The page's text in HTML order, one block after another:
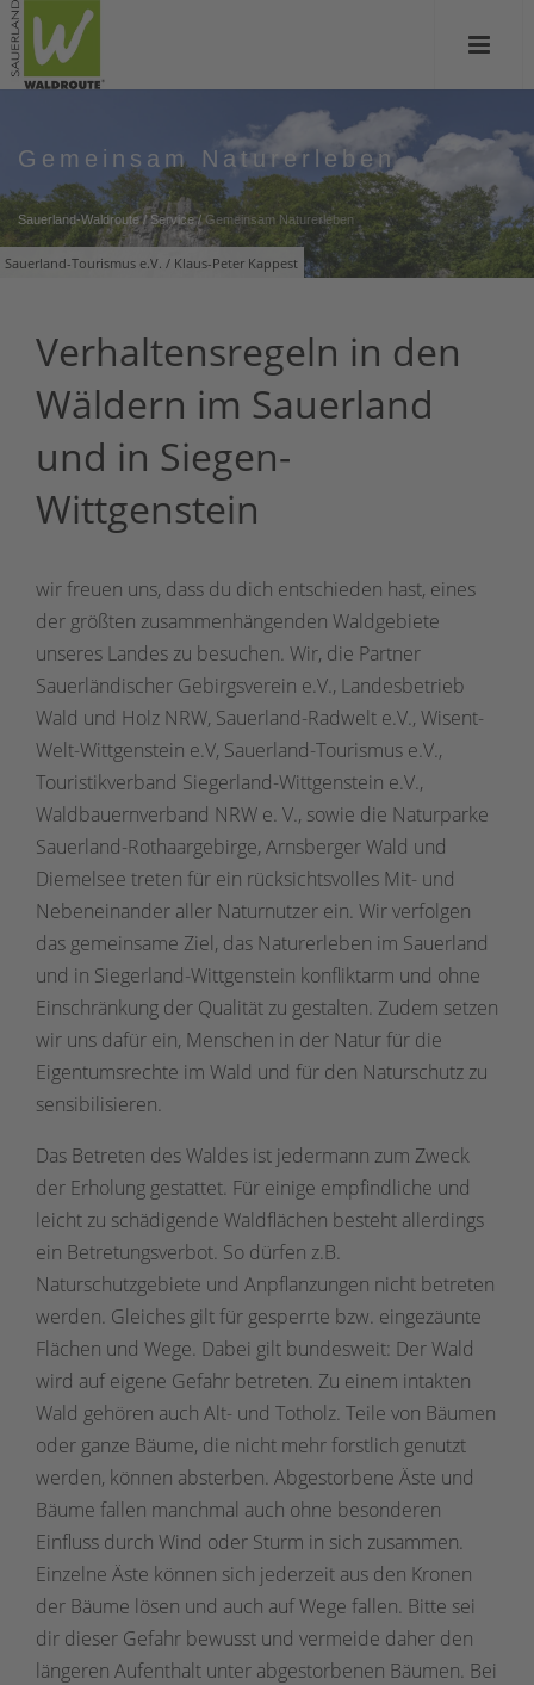
Sauerland-Tourismus e.V. / Klaus-Peter Kappest
Gemeinsam Naturerleben
Sauerland-Waldroute/Service/ Gemeinsam Naturerleben
Verhaltensregeln in den
Wäldern im Sauerland
und in Siegen-
Wittgenstein
wir freuen uns, dass du dich entschieden hast, eines
der größten zusammenhängenden Waldgebiete
unseres Landes zu besuchen. Wir, die Partner
Sauerländischer Gebirgsverein e.V., Landesbetrieb
Wald und Holz NRW, Sauerland-Radwelt e.V., Wisent-
Welt-Wittgenstein e.V, Sauerland-Tourismus e.V.,
Touristikverband Siegerland-Wittgenstein e.V.,
Waldbauernverband NRW e. V., sowie die Naturparke
Sauerland-Rothaargebirge, Arnsberger Wald und
Diemelsee treten für ein rücksichtsvolles Mit- und
Nebeneinander aller Naturnutzer ein. Wir verfolgen
das gemeinsame Ziel, das Naturerleben im Sauerland
und in Siegerland-Wittgenstein konfliktarm und ohne
Einschränkung der Qualität zu gestalten. Zudem setzen
wir uns dafür ein, Menschen in der Natur für die
Eigentumsrechte im Wald und für den Naturschutz zu
sensibilisieren.
Das Betreten des Waldes ist jedermann zum Zweck
der Erholung gestattet. Für einige empfindliche und
leicht zu schädigende Waldflächen besteht allerdings
ein Betretungsverbot. So dürfen z.B.
Naturschutzgebiete und Anpflanzungen nicht betreten
werden. Gleiches gilt für gesperrte bzw. eingezäunte
Flächen und Wege. Dabei gilt bundesweit: Der Wald
wird auf eigene Gefahr betreten. Zu einem intakten
Wald gehören auch Alt- und Totholz. Teile von Bäumen
oder ganze Bäume, die nicht mehr forstlich genutzt
werden, können absterben. Abgestorbene Äste und
Bäume fallen manchmal auch ohne besonderen
Einfluss durch Wind oder Sturm in sich zusammen.
Einzelne Äste können sich jederzeit aus den Kronen
der Bäume lösen und auch auf Wege fallen. Bitte sei
dir dieser Gefahr bewusst und vermeide daher den
längeren Aufenthalt unter abgestorbenen Bäumen. Bei